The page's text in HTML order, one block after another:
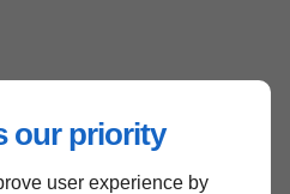
our priority
user experience by